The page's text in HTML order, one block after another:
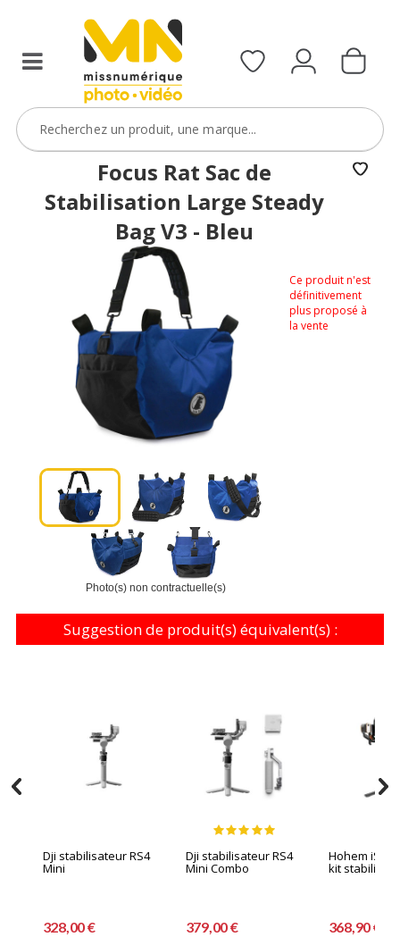
Focus Rat Sac de
Stabilisation Large Steady
Bag V3 - Bleu
Photo(s) non contractuelle(s)
Ce produit n'est
définitivement
plus proposé à
la vente
Suggestion de produit(s) équivalent(s) :
Dji stabilisateur RS4
Mini
328,00 €
Dji stabilisateur RS4
Mini Combo
379,00 €
Hohem
kit
368,90 €